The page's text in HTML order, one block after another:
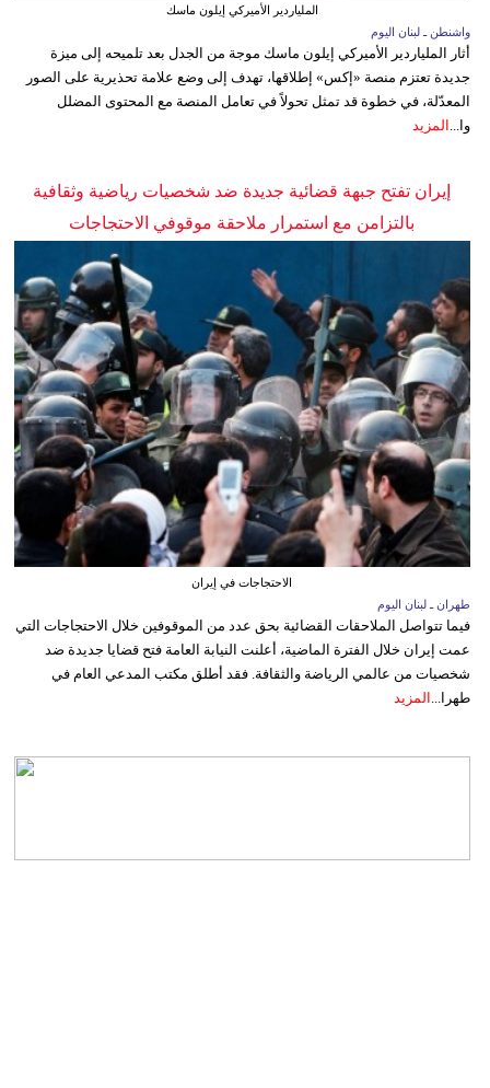
الملياردير الأميركي إيلون ماسك
واشنطن ـ لبنان اليوم
أثار الملياردير الأميركي إيلون ماسك موجة من الجدل بعد تلميحه إلى ميزة
جديدة تعتزم منصة «إكس» إطلاقها، تهدف إلى وضع علامة تحذيرية على الصور
المعدّلة، في خطوة قد تمثل تحولاً في تعامل المنصة مع المحتوى المضلل
وا... المزيد
إيران تفتح جبهة قضائية جديدة ضد شخصيات رياضية وثقافية
بالتزامن مع استمرار ملاحقة موقوفي الاحتجاجات
الاحتجاجات في إيران
طهران ـ لبنان اليوم
فيما تتواصل الملاحقات القضائية بحق عدد من الموقوفين خلال الاحتجاجات التي
عمت إيران خلال الفترة الماضية، أعلنت النيابة العامة فتح قضايا جديدة ضد
شخصيات من عالمي الرياضة والثقافة. فقد أطلق مكتب المدعي العام في
طهرا... المزيد